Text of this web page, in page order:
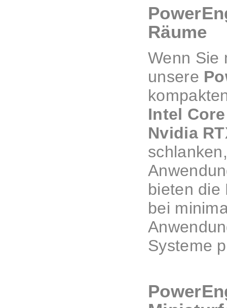
Räume
Wenn Sie
unsere
Intel
Nvidia
bieten
bei
Systeme